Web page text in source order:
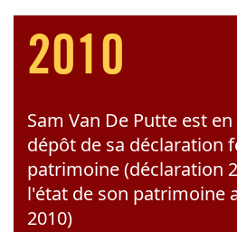
2010
Sam Van De Putte est
dépôt de sa déclaration
patrimoine (déclaration
l'état de son patrimoine
2010)